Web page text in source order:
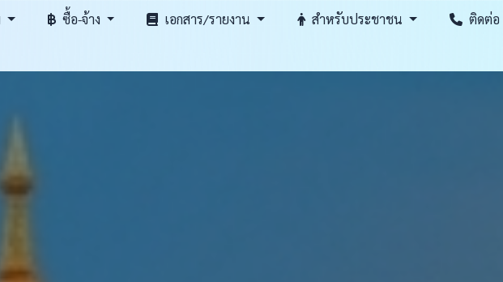
ซื้อ-จ้าง เอกสาร/รายงาน สำหรับประชาชน ติดต่อ